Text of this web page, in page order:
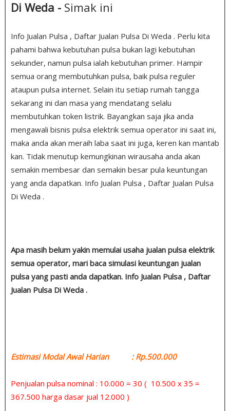
Di Weda - Simak ini
Info Jualan Pulsa , Daftar Jualan Pulsa Di Weda . Perlu kita
pahami bahwa kebutuhan pulsa bukan lagi kebutuhan
sekunder, namun pulsa ialah kebutuhan primer. Hampir
semua orang membutuhkan pulsa, baik pulsa reguler
ataupun pulsa internet. Selain itu setiap rumah tangga
sekarang ini dan masa yang mendatang selalu
membutuhkan token listrik. Bayangkan saja jika anda
mengawali bisnis pulsa elektrik semua operator ini saat ini,
maka anda akan meraih laba saat ini juga, keren kan mantab
kan. Tidak menutup kemungkinan wirausaha anda akan
semakin membesar dan semakin besar pula keuntungan
yang anda dapatkan. Info Jualan Pulsa , Daftar Jualan Pulsa
Di Weda .
Apa masih belum yakin memulai usaha jualan pulsa elektrik
semua operator, mari baca simulasi keuntungan jualan
pulsa yang pasti anda dapatkan. Info Jualan Pulsa , Daftar
Jualan Pulsa Di Weda .
Estimasi Modal Awal Harian : Rp.500.000
Penjualan pulsa nominal : 10.000 = 30 ( 10.500 x 35 =
367.500 harga dasar jual 12.000 )